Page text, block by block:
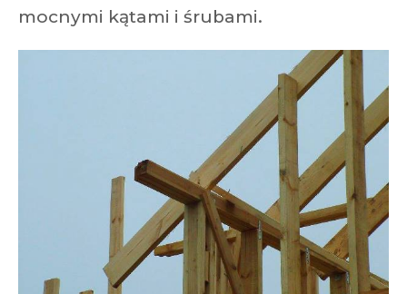
mocnymi kątami i śrubami.